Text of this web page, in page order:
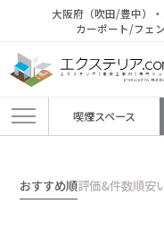
大阪府（吹田/豊中）
カーポート/フェ
喫煙スペース
おすすめ順評価&件数順安